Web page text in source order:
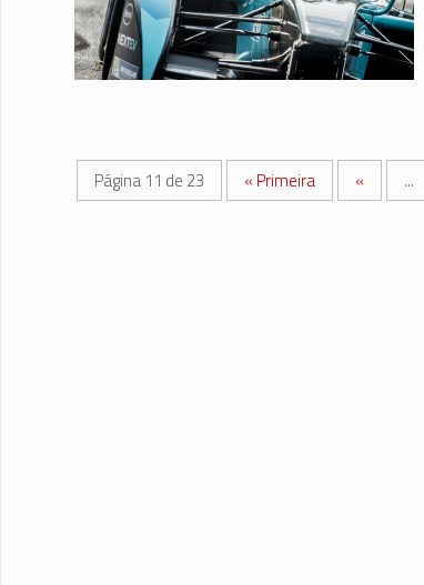
Página 11 de 23 « Primeira « ...